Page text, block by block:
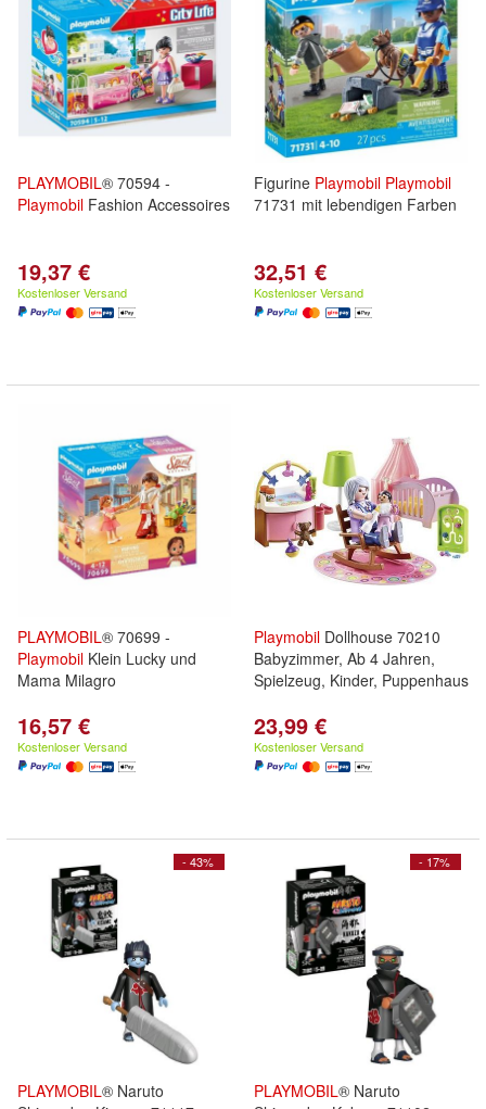
PLAYMOBIL® 70594 -
Playmobil Fashion Accessoires
19,37 €
Kostenloser Versand
Figurine Playmobil Playmobil
71731 mit lebendigen Farben
32,51 €
Kostenloser Versand
PLAYMOBIL® 70699 -
Playmobil Klein Lucky und
Mama Milagro
16,57 €
Kostenloser Versand
Playmobil Dollhouse 70210
Babyzimmer, Ab 4 Jahren,
Spielzeug, Kinder, Puppenhaus
23,99 €
Kostenloser Versand
- 43%
PLAYMOBIL® Naruto
- 17%
PLAYMOBIL® Naruto